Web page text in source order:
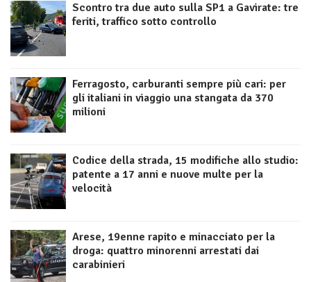
Scontro tra due auto sulla SP1 a Gavirate: tre
feriti, traffico sotto controllo
Ferragosto, carburanti sempre più cari: per
gli italiani in viaggio una stangata da 370
milioni
Codice della strada, 15 modifiche allo studio:
patente a 17 anni e nuove multe per la
velocità
Arese, 19enne rapito e minacciato per la
droga: quattro minorenni arrestati dai
carabinieri